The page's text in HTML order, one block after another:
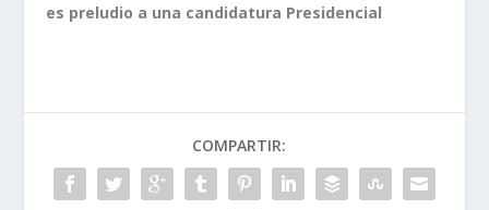
es preludio a una candidatura Presidencial
COMPARTIR: